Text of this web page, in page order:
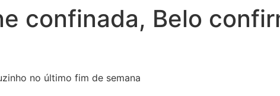
confinada, Belo
no último fim de semana